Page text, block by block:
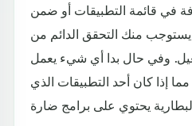
في قائمة التطبيقات أو ضمن
يستوجب منك التحقق الدائم من
وفي حال بدا أي شيء يعمل
إذا كان أحد التطبيقات الذي